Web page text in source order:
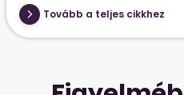
Tovább a teljes cikkhez